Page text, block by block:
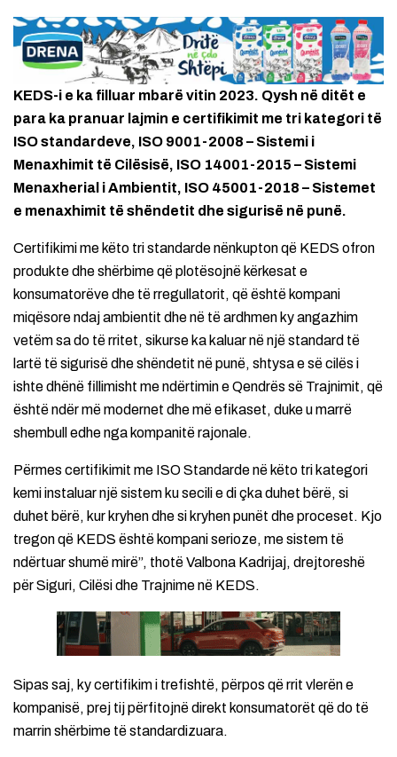
KEDS-i e ka filluar mbarë vitin 2023. Qysh në ditët e
para ka pranuar lajmin e certifikimit me tri kategori të
ISO standardeve, ISO 9001-2008 – Sistemi i
Menaxhimit të Cilësisë, ISO 14001-2015 – Sistemi
Menaxherial i Ambientit, ISO 45001-2018 – Sistemet
e menaxhimit të shëndetit dhe sigurisë në punë.
Certifikimi me këto tri standarde nënkupton që KEDS ofron
produkte dhe shërbime që plotësojnë kërkesat e
konsumatorëve dhe të rregullatorit, që është kompani
miqësore ndaj ambientit dhe në të ardhmen ky angazhim
vetëm sa do të rritet, sikurse ka kaluar në një standard të
lartë të sigurisë dhe shëndetit në punë, shtysa e së cilës i
ishte dhënë fillimisht me ndërtimin e Qendrës së Trajnimit, që
është ndër më modernet dhe më efikaset, duke u marrë
shembull edhe nga kompanitë rajonale.
Përmes certifikimit me ISO Standarde në këto tri kategori
kemi instaluar një sistem ku secili e di çka duhet bërë, si
duhet bërë, kur kryhen dhe si kryhen punët dhe proceset. Kjo
tregon që KEDS është kompani serioze, me sistem të
ndërtuar shumë mirë”, thotë Valbona Kadrijaj, drejtoreshë
për Siguri, Cilësi dhe Trajnime në KEDS.
Sipas saj, ky certifikim i trefishtë, përpos që rrit vlerën e
kompanisë, prej tij përfitojnë direkt konsumatorët që do të
marrin shërbime të standardizuara.